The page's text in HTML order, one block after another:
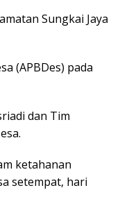
Sungkai Jaya
(APBDes) pada
dan Tim
ketahanan
setempat, hari